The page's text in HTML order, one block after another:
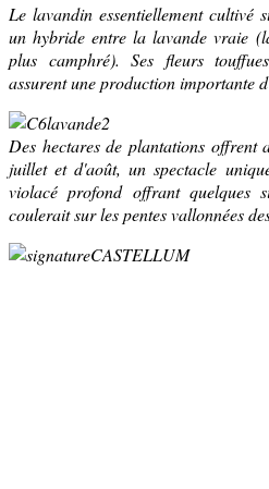
Le lavandin essentiellement cultivé
un hybride entre la lavande vraie
plus camphré). Ses fleurs
assurent une production importante
Des hectares de plantations offrent
juillet et d'août, un spectacle
violacé profond offrant quelques
coulerait sur les pentes vallonnées